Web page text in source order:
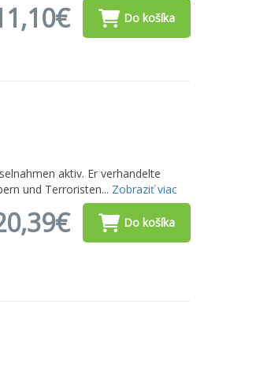
Do košíka
aktiv. Er verhandelte
und Terroristen... Zobraziť viac
Do košíka